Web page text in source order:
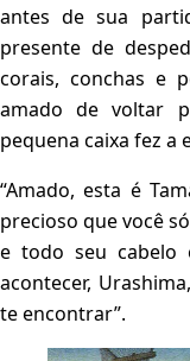
antes de sua
presente de
corais, conchas e
amado de voltar
pequena caixa fez a
“Amado, esta é
precioso que você
e todo seu cabelo
acontecer,
te encontrar”.